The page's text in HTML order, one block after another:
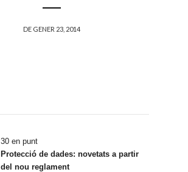
DE GENER 23, 2014
30 en punt
Protecció de dades: novetats a partir
del nou reglament